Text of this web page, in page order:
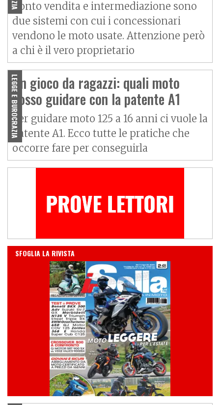
Conto vendita e intermediazione sono
due sistemi con cui i concessionari
vendono le moto usate. Attenzione però
a chi è il vero proprietario
LEGGE E BUROCRAZIA
Un gioco da ragazzi: quali moto
posso guidare con la patente A1
Per guidare moto 125 a 16 anni ci vuole la
patente A1. Ecco tutte le pratiche che
occorre fare per conseguirla
IN EDICOLA
SFOGLIA LA RIVISTA